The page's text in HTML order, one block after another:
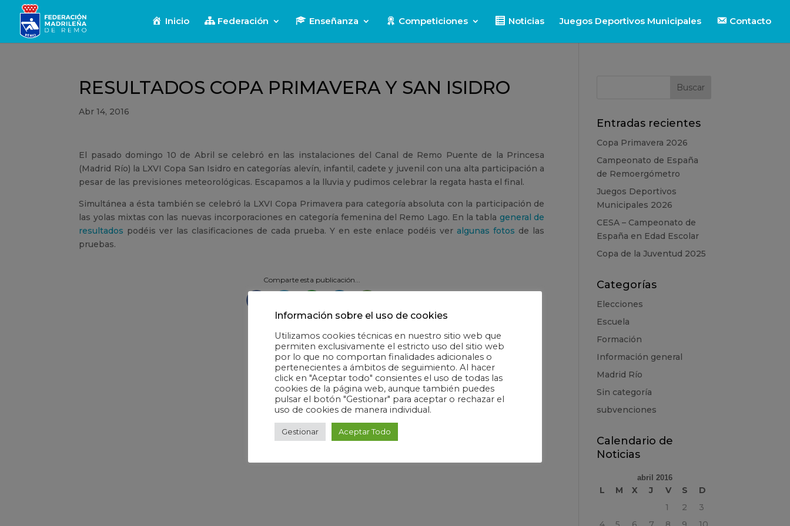
Inicio Federación Enseñanza Competiciones Noticias Juegos Deportivos Municipales Contacto
RESULTADOS COPA PRIMAVERA Y SAN ISIDRO
Abr 14, 2016
El pasado domingo 10 de Abril se celebró en las instalaciones del Canal de Remo Puente de la Princesa
(Madrid Río) la LXVI Copa San Isidro en categorías alevín, infantil, cadete y juvenil con una alta participación a
pesar de las previsiones meteorológicas. Escapamos a la lluvia y pudimos celebrar la regata hasta el final.
Simultánea a ésta también se celebró la LXVI Copa Primavera para categoría absoluta con la participación de
las yolas mixtas con las nuevas incorporaciones en categoría femenina del Remo Lago. En la tabla general de
resultados podéis ver las clasificaciones de cada prueba. Y en este enlace podéis veralgunas fotos de las
pruebas.
Comparte esta publicación...
Entradas recientes
Copa Primavera 2026
Campeonato de España
de Remoergómetro
Juegos Deportivos
Municipales 2026
CESA – Campeonato de
España en Edad Escolar
Copa de la Juventud 2025
Categorías
Elecciones
Escuela
Formación
Información general
Madrid Río
Sin categoría
subvenciones
Calendario de
Noticias
abril 2016
L M X J V S
D
1
2
3
Información sobre el uso de cookies
Utilizamos cookies técnicas en nuestro sitio web que
permiten exclusivamente el estricto uso del sitio web
por lo que no comportan finalidades adicionales o
pertenecientes a ámbitos de seguimiento. Al hacer
click en "Aceptar todo" consientes el uso de todas las
cookies de la página web, aunque también puedes
pulsar el botón "Gestionar" para aceptar o rechazar el
uso de cookies de manera individual.
Gestionar Aceptar Todo